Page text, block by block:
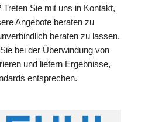
Treten Sie mit uns in Kontakt,
Angebote beraten zu
beraten zu lassen.
bei der Überwindung von
und liefern Ergebnisse,
entsprechen.